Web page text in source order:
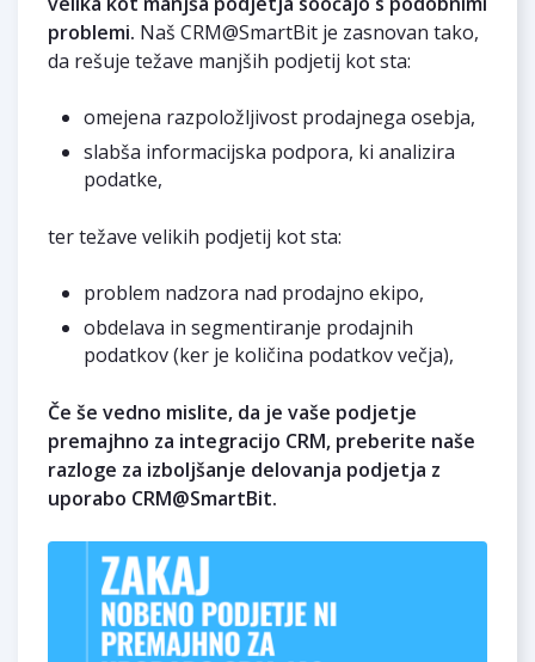
problemi. Naš CRM@SmartBit je zasnovan tako,
da rešuje težave manjših podjetij kot sta:
omejena razpoložljivost prodajnega osebja,
slabša informacijska podpora, ki analizira
podatke,
ter težave velikih podjetij kot sta:
problem nadzora nad prodajno ekipo,
obdelava in segmentiranje prodajnih
podatkov (ker je količina podatkov večja),
Če še vedno mislite, da je vaše podjetje
premajhno za integracijo CRM, preberite naše
razloge za izboljšanje delovanja podjetja z
uporabo CRM@SmartBit.